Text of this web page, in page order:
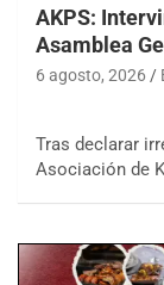
AKPS:
Asamblea
6 agosto, 2026
Tras declarar
Asociación de